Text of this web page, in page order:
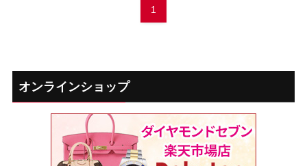
1
オンラインショップ